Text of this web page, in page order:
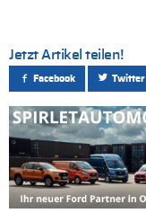
Jetzt Artikel teilen!
Facebook Twitter